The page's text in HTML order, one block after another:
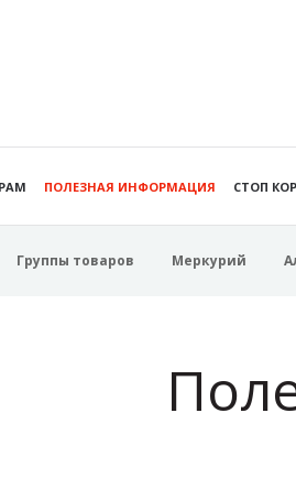
ПОЛЕЗНАЯ ИНФОРМАЦИЯ СТОП
Группы товаров Меркурий